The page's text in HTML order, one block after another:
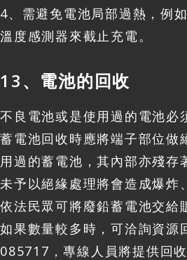
4、需避免電池局部過熱，例
溫度感測器來截止充電。
13、電池的回收
不良電池或是使用過的電池必
蓄電池回收時應將端子部位做
用過的蓄電池，其內部亦殘存
未予以絕緣處理將會造成爆炸
依法民眾可將廢鉛蓄電池交給
如果數量較多時，可洽詢資源
085717，專線人員將提供回收